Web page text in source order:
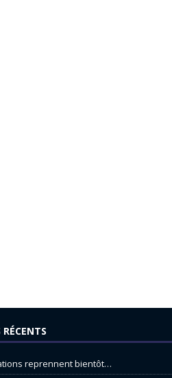
reprennent bientôt…